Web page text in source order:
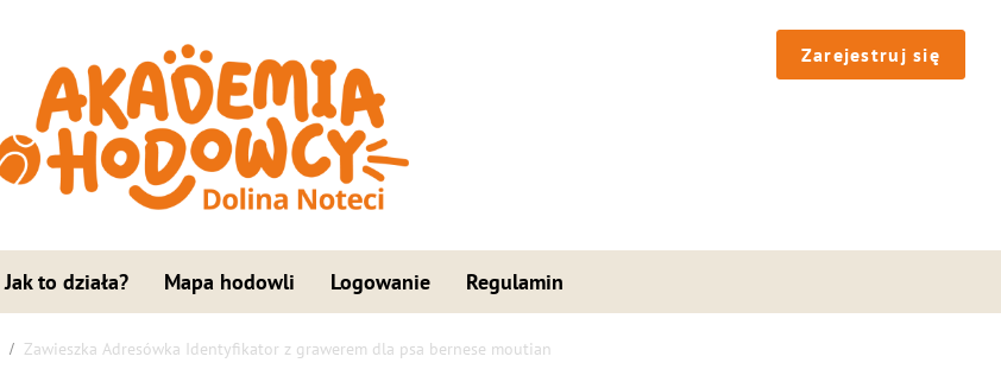
Zarejestruj się
Jak to działa? Mapa hodowli Logowanie Regulamin
Zawieszka Adresówka Identyfikator z grawerem dla psa bernese moutian